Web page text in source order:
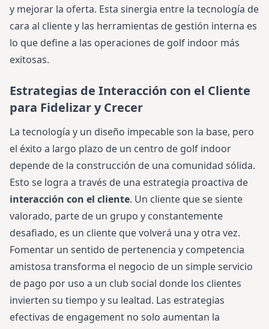
y mejorar la oferta. Esta sinergia entre la tecnología de
cara al cliente y las herramientas de gestión interna es
lo que define a las operaciones de golf indoor más
exitosas.
Estrategias de Interacción con el Cliente
para Fidelizar y Crecer
La tecnología y un diseño impecable son la base, pero
el éxito a largo plazo de un centro de golf indoor
depende de la construcción de una comunidad sólida.
Esto se logra a través de una estrategia proactiva de
interacción con el cliente. Un cliente que se siente
valorado, parte de un grupo y constantemente
desafiado, es un cliente que volverá una y otra vez.
Fomentar un sentido de pertenencia y competencia
amistosa transforma el negocio de un simple servicio
de pago por uso a un club social donde los clientes
invierten su tiempo y su lealtad. Las estrategias
efectivas de engagement no solo aumentan la